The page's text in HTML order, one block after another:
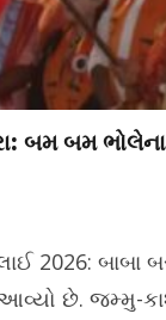
બમ બમ
2026: બાબા
છે. જમ્મુ-